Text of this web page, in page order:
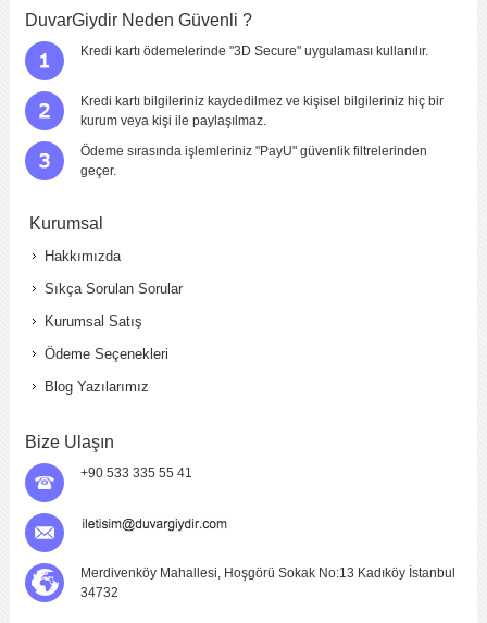
DuvarGiydir Neden Güvenli ?
Kredi kartı ödemelerinde "3D Secure" uygulaması kullanılır.
Kredi kartı bilgileriniz kaydedilmez ve kişisel bilgileriniz hiç bir
kurum veya kişi ile paylaşılmaz.
Ödeme sırasında işlemleriniz "PayU" güvenlik filtrelerinden
geçer.
Kurumsal
Hakkımızda
Sıkça Sorulan Sorular
Kurumsal Satış
Ödeme Seçenekleri
Blog Yazılarımız
Bize Ulaşın
+90 533 335 55 41
Merdivenköy Mahallesi, Hoşgörü Sokak No:13 Kadıköy İstanbul
34732